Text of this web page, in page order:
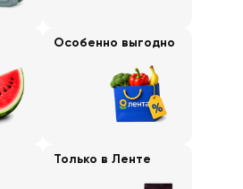
Особенно выгодно
Только в Ленте